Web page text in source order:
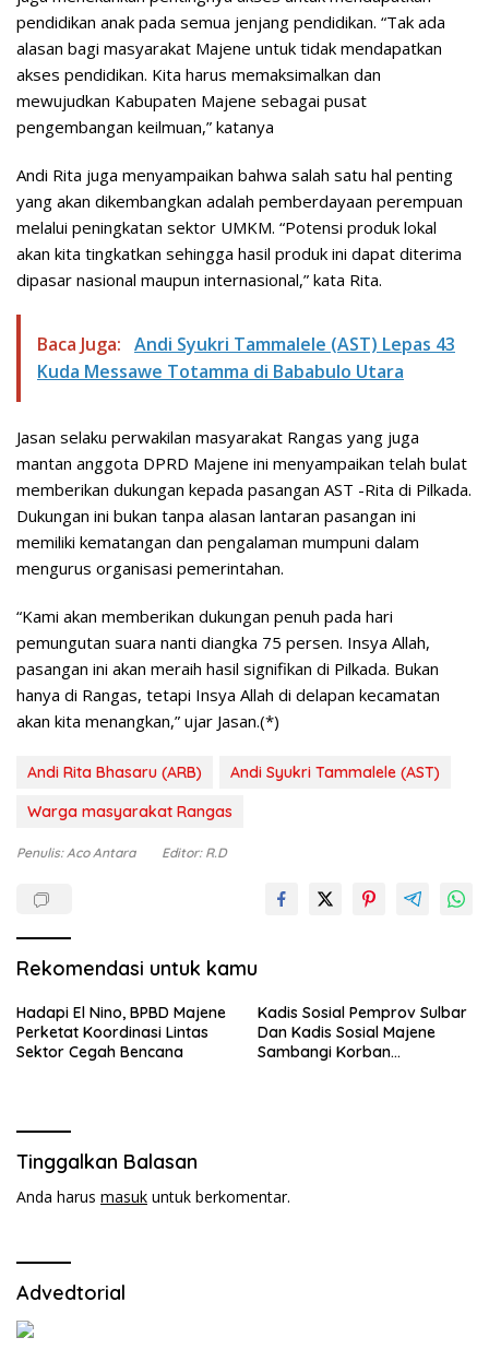
pendidikan anak pada semua jenjang pendidikan. “Tak ada
alasan bagi masyarakat Majene untuk tidak mendapatkan
akses pendidikan. Kita harus memaksimalkan dan
mewujudkan Kabupaten Majene sebagai pusat
pengembangan keilmuan,” katanya
Andi Rita juga menyampaikan bahwa salah satu hal penting
yang akan dikembangkan adalah pemberdayaan perempuan
melalui peningkatan sektor UMKM. “Potensi produk lokal
akan kita tingkatkan sehingga hasil produk ini dapat diterima
dipasar nasional maupun internasional,” kata Rita.
Baca Juga: Andi Syukri Tammalele (AST) Lepas 43
Kuda Messawe Totamma di Bababulo Utara
Jasan selaku perwakilan masyarakat Rangas yang juga
mantan anggota DPRD Majene ini menyampaikan telah bulat
memberikan dukungan kepada pasangan AST -Rita di Pilkada.
Dukungan ini bukan tanpa alasan lantaran pasangan ini
memiliki kematangan dan pengalaman mumpuni dalam
mengurus organisasi pemerintahan.
“Kami akan memberikan dukungan penuh pada hari
pemungutan suara nanti diangka 75 persen. Insya Allah,
pasangan ini akan meraih hasil signifikan di Pilkada. Bukan
hanya di Rangas, tetapi Insya Allah di delapan kecamatan
akan kita menangkan,” ujar Jasan.(*)
Andi Rita Bhasaru (ARB)
Andi Syukri Tammalele (AST)
Warga masyarakat Rangas
Penulis: Aco Antara Editor: R.D
Rekomendasi untuk kamu
Hadapi El Nino, BPBD Majene
Perketat Koordinasi Lintas
Sektor Cegah Bencana
Kadis Sosial Pemprov Sulbar
Dan Kadis Sosial Majene
Sambangi Korban
Tinggalkan Balasan
Anda harus masuk untuk berkomentar.
Advedtorial